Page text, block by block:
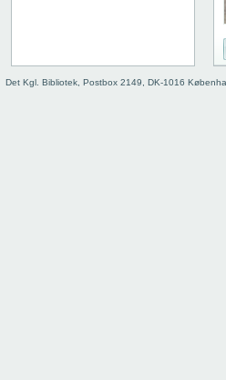
Det Kgl. Bibliotek, Postbox 2149, DK-1016